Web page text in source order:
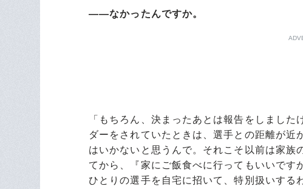
――なかったんですか。
「もちろん、決まったあとは報告をしました
ダーをされていたときは、選手との距離が近
はいかないと思うんで。それこそ以前は家族
てから、『家にご飯食べに行ってもいいです
ひとりの選手を自宅に招いて、特別扱いする